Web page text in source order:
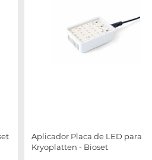
Aplicador Placa de LED para
Kryoplatten - Bioset